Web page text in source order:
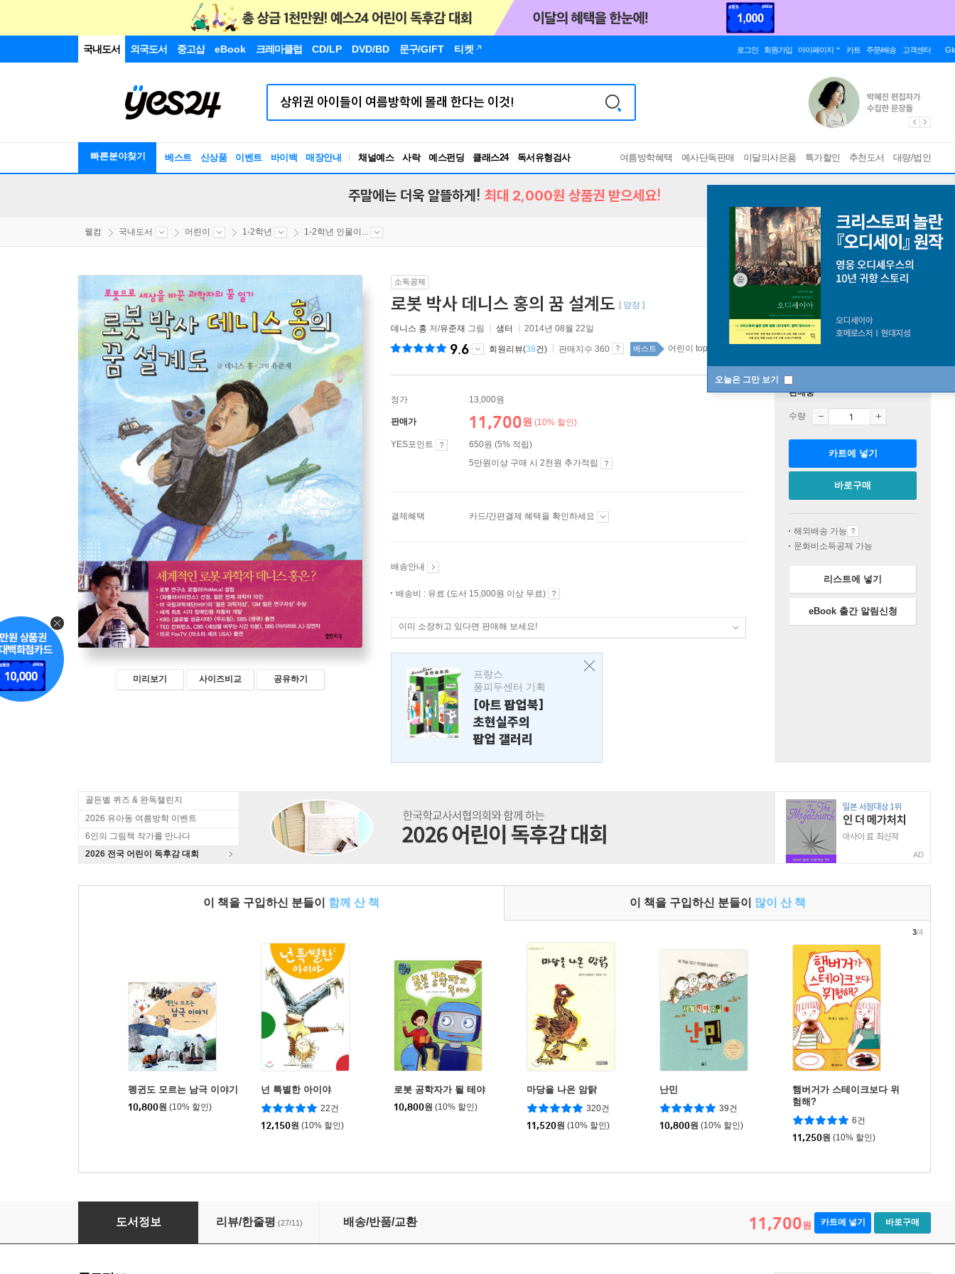
국내도서 외국도서 중고샵 eBook 크레마클럽 CD/LP DVD/BD 문구/GIFT 티켓 로그인 회원가입 마이페이지 카트 주문/배송 고객센터
빠른분야찾기 베스트 신상품 이벤트 바이백 매장안내 채널예스 사락 예스펀딩 클래스24
독서유형검사
RBTI Lab
여름방학혜택 예사단독판매 이달의사은품 특가할인 추천도서 대량/법인
오늘은 그만 보기
주말에는 더욱 알뜰하게! 최대 2,000원 상품권 받으세요!
웰컴 국내도서 어린이 1-2학년 1-2학년 인물이...
미리보기 사이즈비교 공유하기
소득공제
로봇 박사 데니스 홍의 꿈 설계도 [ 양장 ]
데니스 홍 저/유준재 그림 샘터 2014년 08월 22일
9.6 회원리뷰(38건) 판매지수 360 베스트 어린이 top100 7주
정가 13,000원
판매가 11,700원 (10% 할인)
YES포인트
650원 (5% 적립)
5만원이상 구매 시 2천원 추가적립
결제혜택 카드/간편결제 혜택을 확인하세요
배송안내
배송비 : 유료 (도서 15,000원 이상 무료)
이미 소장하고 있다면 판매해 보세요!
프랑스
퐁피두센터 기획
[아트 팝업북]
초현실주의
팝업 갤러리
판매중
수량
카트에 넣기
바로구매
해외배송 가능
문화비소득공제 가능
리스트에 넣기
eBook 출간 알림신청
골든벨 퀴즈 & 완독챌린지
2026 유아동 여름방학 이벤트
6인의 그림책 작가를 만나다
2026 전국 어린이 독후감 대회
AD
이 책을 구입하신 분들이 함께 산 책 이 책을 구입하신 분들이 많이 산 책
펭귄도 모르는 남극 이야기
10,800원 (10% 할인)
넌 특별한 아이야
22건
12,150원 (10% 할인)
로봇 공학자가 될 테야
10,800원 (10% 할인)
마당을 나온 암탉
320건
11,520원 (10% 할인)
난민
39건
10,800원 (10% 할인)
햄버거가 스테이크보다 위
험해?
6건
11,250원 (10% 할인)
3/4
로봇 박사 데니스 홍의 꿈 설계도
도서정보 리뷰/한줄평 (27/11) 배송/반품/교환 11,700원 카트에 넣기 바로구매